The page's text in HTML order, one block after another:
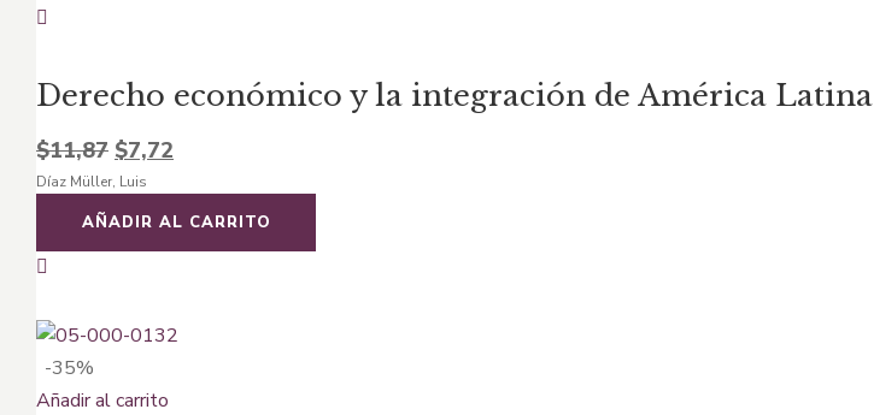
Derecho económico y la integración de América Latina
$11,87 El
precio
original
era:
$7,72
precio
actual
es:
Díaz Müller, Luis
AÑADIR AL CARRITO
-35%
Añadir al carrito